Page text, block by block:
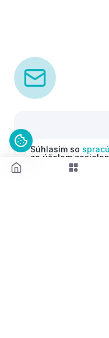
Súhlasím so
za účelom
(newsletterov) v
Nariadenia